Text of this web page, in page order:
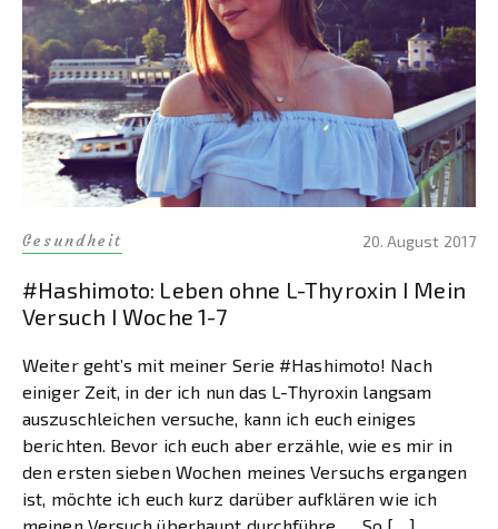
Gesundheit 20. August 2017
#Hashimoto: Leben ohne L-Thyroxin I Mein
Versuch I Woche 1-7
Weiter geht’s mit meiner Serie #Hashimoto! Nach
einiger Zeit, in der ich nun das L-Thyroxin langsam
auszuschleichen versuche, kann ich euch einiges
berichten. Bevor ich euch aber erzähle, wie es mir in
den ersten sieben Wochen meines Versuchs ergangen
ist, möchte ich euch kurz darüber aufklären wie ich
meinen Versuch überhaupt durchführe. So […]